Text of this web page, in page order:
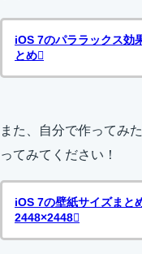
iOS 7のパララックス効
とめ
また、自分で作ってみ
ってみてください！
iOS 7の壁紙サイズま
2448×2448